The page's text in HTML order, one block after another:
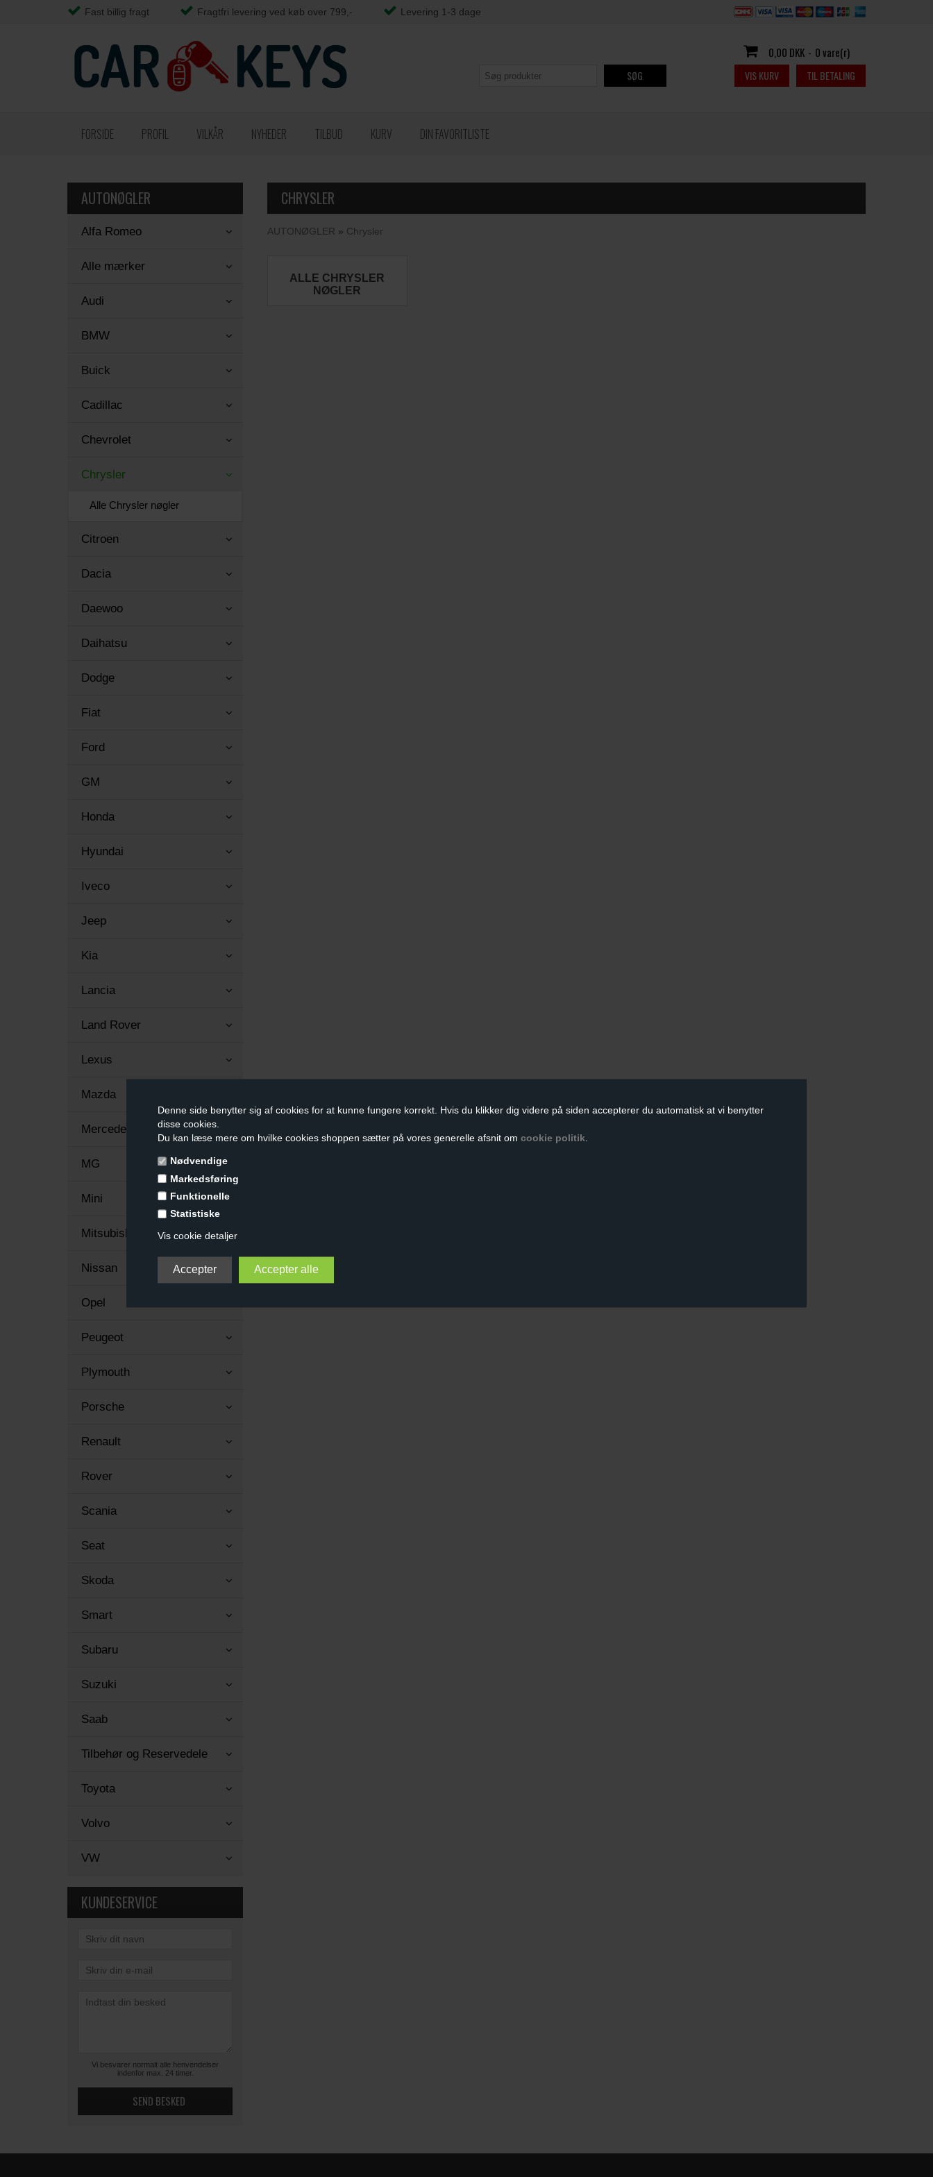
Denne side benytter sig af cookies for at kunne fungere korrekt. Hvis du klikker dig videre på siden accepterer du automatisk at vi benytter
disse cookies.
Du kan læse mere om hvilke cookies shoppen sætter på vores generelle afsnit om cookie politik.
Nødvendige
Markedsføring
Funktionelle
Statistiske
Vis cookie detaljer
Fast billig fragt Fragtfri levering ved køb over 799,- Levering 1-3 dage
0,00 DKK - 0 vare(r)
VIS KURV TIL BETALING
FORSIDE PROFIL VILKÅR NYHEDER TILBUD KURV DIN FAVORITLISTE
SØG
AUTONØGLER
Alfa Romeo
Alle mærker
Audi
BMW
Buick
Cadillac
Chevrolet
Chrysler
Alle Chrysler nøgler
Citroen
Dacia
Daewoo
Daihatsu
Dodge
Fiat
Ford
GM
Honda
Hyundai
Iveco
Jeep
Kia
Lancia
Land Rover
Lexus
Mazda
Mercedes
MG
Mini
Mitsubishi
Nissan
Opel
Peugeot
Plymouth
Porsche
Renault
Rover
Scania
Seat
Skoda
Smart
Subaru
Suzuki
Saab
Tilbehør og Reservedele
Toyota
Volvo
VW
KUNDESERVICE
Vi besvarer normalt alle henvendelser
indenfor max. 24 timer.
CHRYSLER
AUTONØGLER » Chrysler
ALLE CHRYSLER
NØGLER